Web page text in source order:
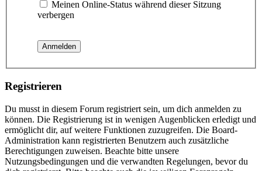
Meinen Online-Status während dieser Sitzung
verbergen
Registrieren
Du musst in diesem Forum registriert sein, um dich anmelden zu
können. Die Registrierung ist in wenigen Augenblicken erledigt und
ermöglicht dir, auf weitere Funktionen zuzugreifen. Die Board-
Administration kann registrierten Benutzern auch zusätzliche
Berechtigungen zuweisen. Beachte bitte unsere
Nutzungsbedingungen und die verwandten Regelungen, bevor du